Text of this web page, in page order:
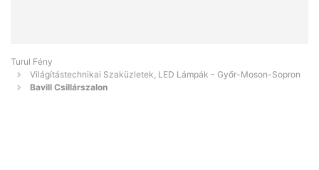
Turul Fény
Világítástechnikai Szaküzletek, LED Lámpák - Győr-Moson-Sopron
Bavill Csillárszalon